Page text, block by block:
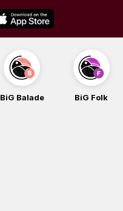
BiG Balade BiG Folk